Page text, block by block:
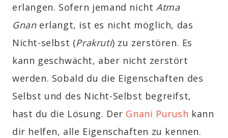
erlangen. Sofern jemand nichtAtma
Gnanerlangt, ist es nicht möglich, das
Nicht-selbst (Prakruti) zu zerstören. Es
kann geschwächt, aber nicht zerstört
werden. Sobald du die Eigenschaften des
Selbst und des Nicht-Selbst begreifst,
hast du die Lösung. Der Gnani Purush kann
dir helfen, alle Eigenschaften zu kennen.